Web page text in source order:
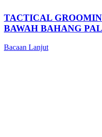
TACTICAL
BAWAH BAHANG
Bacaan Lanjut